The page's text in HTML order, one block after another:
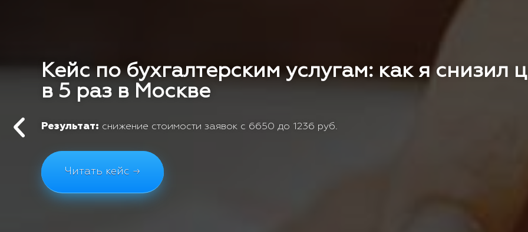
Кейс по бухгалтерским услугам: как я снизил
в 5 раз в Москве
Результат: снижение стоимости заявок с 6650 до 1236 руб.
Читать кейс →